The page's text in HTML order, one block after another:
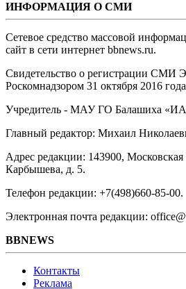
ИНФОРМАЦИЯ О СМИ
Сетевое средство массовой
сайт в сети интернет bbnews.ru.
Свидетельство о регистрации
Роскомнадзором 31 октября 2016 года
Учредитель - МАУ ГО Балашиха «ИА
Главный редактор: Михаил
Адрес редакции: 143900, Московская
Карбышева, д. 5.
Телефон редакции: +7(498)660-85-00.
Электронная почта редакции:
BBNEWS
Контакты
Реклама